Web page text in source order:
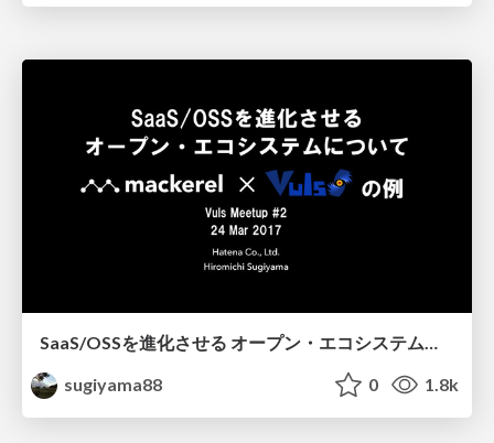
sugiyama88
0 1.8k